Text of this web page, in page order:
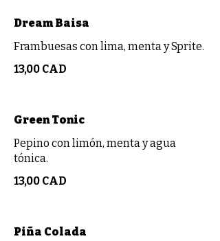
Dream Baisa
Frambuesas con lima, menta y Sprite.
13,00 CAD
Green Tonic
Pepino con limón, menta y agua
tónica.
13,00 CAD
Piña Colada